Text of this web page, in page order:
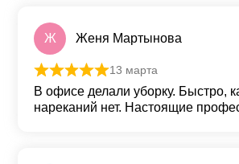
Ж Женя Мартынова
Оценка из 5
13 марта
В офисе делали уборку. Быстро,
нареканий нет. Настоящие